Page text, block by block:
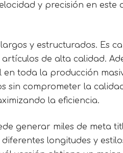
y precisión en este
y estructurados. Es
de alta calidad.
toda la producción
sin comprometer la
la eficiencia.
generar miles de meta
longitudes y